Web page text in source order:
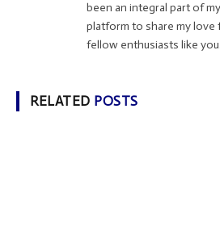
been an integral part of
platform to share my love
fellow enthusiasts like you.
RELATED POSTS